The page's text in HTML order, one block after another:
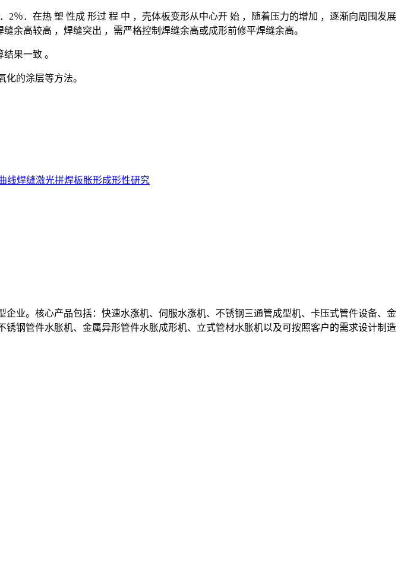
2％．在热 塑 性成 形过 程 中 ，壳体板变形从中心开 始 ，随着压力的增加 ，逐渐向周围发展
余高较高 ，焊缝突出 ，需严格控制焊缝余高或成形前修平焊缝余高。
果一致 。
的涂层等方法。
线焊缝激光拼焊板胀形成形性研究
业。核心产品包括：快速水涨机、伺服水涨机、不锈钢三通管成型机、卡压式管件设备、金
钢管件水胀机、金属异形管件水胀成形机、立式管材水胀机以及可按照客户的需求设计制造